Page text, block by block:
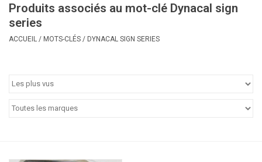
Appelez-nous au +32 3 353 67
Produits associés au mot-clé Dynacal sign
series
ACCUEIL / MOTS-CLÉS / DYNACAL SIGN SERIES